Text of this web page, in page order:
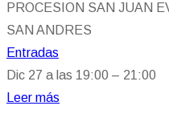
PROCESION SAN JUAN
SAN ANDRES
Entradas
Dic 27 a las 19:00 – 21:00
Leer más